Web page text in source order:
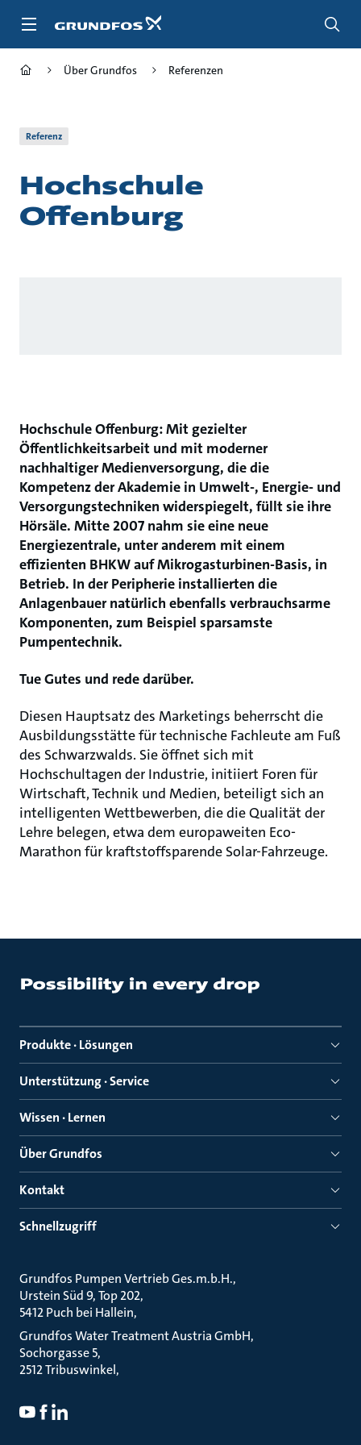
Inhalt
Über Grundfos Referenzen
Referenz
Hochschule
Offenburg
Hochschule Offenburg: Mit gezielter
Öffentlichkeitsarbeit und mit moderner
nachhaltiger Medienversorgung, die die
Kompetenz der Akademie in Umwelt-, Energie- und
Versorgungstechniken widerspiegelt, füllt sie ihre
Hörsäle. Mitte 2007 nahm sie eine neue
Energiezentrale, unter anderem mit einem
effizienten BHKW auf Mikrogasturbinen-Basis, in
Betrieb. In der Peripherie installierten die
Anlagenbauer natürlich ebenfalls verbrauchsarme
Komponenten, zum Beispiel sparsamste
Pumpentechnik.
Tue Gutes und rede darüber.
Diesen Hauptsatz des Marketings beherrscht die
Ausbildungsstätte für technische Fachleute am Fuß
des Schwarzwalds. Sie öffnet sich mit
Hochschultagen der Industrie, initiiert Foren für
Wirtschaft, Technik und Medien, beteiligt sich an
intelligenten Wettbewerben, die die Qualität der
Lehre belegen, etwa dem europaweiten Eco-
Marathon für kraftstoffsparende Solar-Fahrzeuge.
Produkte · Lösungen
Unterstützung · Service
Wissen · Lernen
Über Grundfos
Kontakt
Schnellzugriff
Grundfos Pumpen Vertrieb Ges.m.b.H.
Urstein Süd 9, Top 202
5412 Puch bei Hallein
Grundfos Water Treatment Austria GmbH
Sochorgasse 5
2512 Tribuswinkel